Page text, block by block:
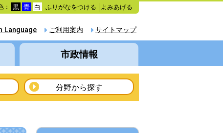
： 黒 青 白 ふりがなをつける よみあげる
サイトマップ
ご利用案内
Language
市政情報
分野から探す